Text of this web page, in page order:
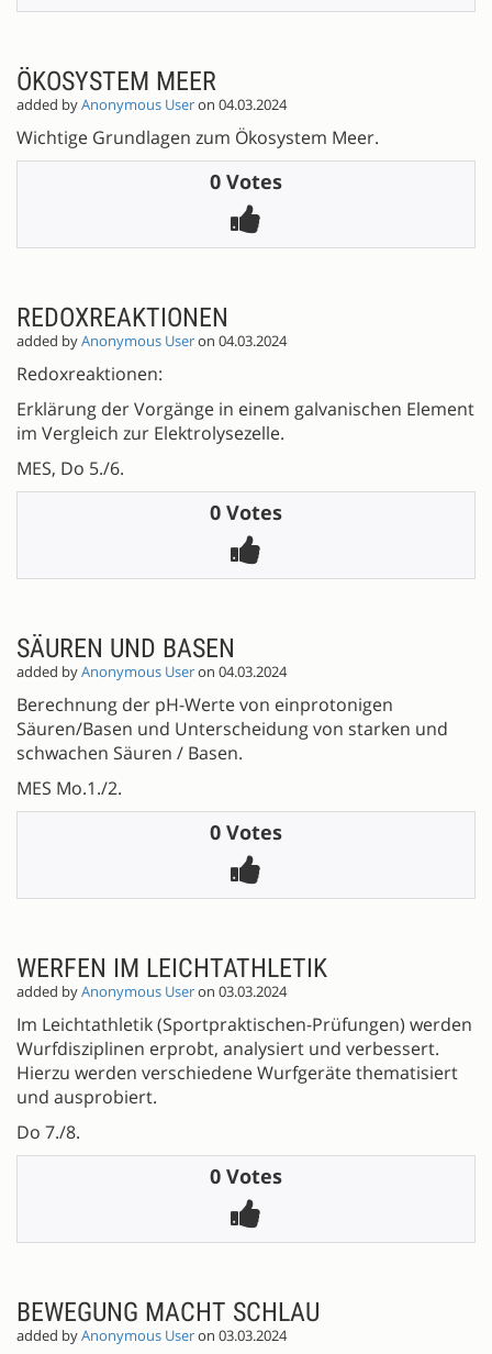
ÖKOSYSTEM MEER
added byAnonymous Useron 04.03.2024
Wichtige Grundlagen zum Ökosystem Meer.
0 Votes
REDOXREAKTIONEN
added byAnonymous Useron 04.03.2024
Redoxreaktionen:
Erklärung der Vorgänge in einem galvanischen Element
im Vergleich zur Elektrolysezelle.
MES, Do 5./6.
0 Votes
SÄUREN UND BASEN
added byAnonymous Useron 04.03.2024
Berechnung der pH-Werte von einprotonigen
Säuren/Basen und Unterscheidung von starken und
schwachen Säuren / Basen.
MES Mo.1./2.
0 Votes
WERFEN IM LEICHTATHLETIK
added byAnonymous Useron 03.03.2024
Im Leichtathletik (Sportpraktischen-Prüfungen) werden
Wurfdisziplinen erprobt, analysiert und verbessert.
Hierzu werden verschiedene Wurfgeräte thematisiert
und ausprobiert.
Do 7./8.
0 Votes
BEWEGUNG MACHT SCHLAU
added byAnonymous Useron 03.03.2024